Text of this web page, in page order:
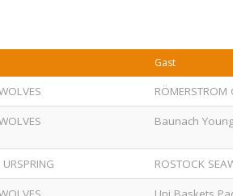
Gast
Baunach
ROSTOCK